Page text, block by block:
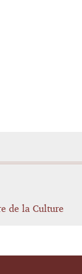
de la Culture